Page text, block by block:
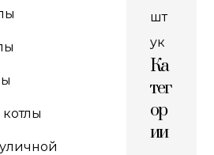
шт
ук
Ка
тег
ор
ии